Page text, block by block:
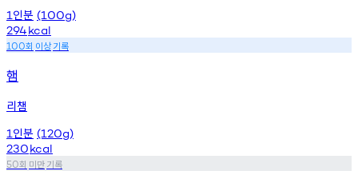
1 인분 (100g)
294kcal
100회 이상기록
햄
리챔
1 인분 (120g)
230kcal
50회 미만기록